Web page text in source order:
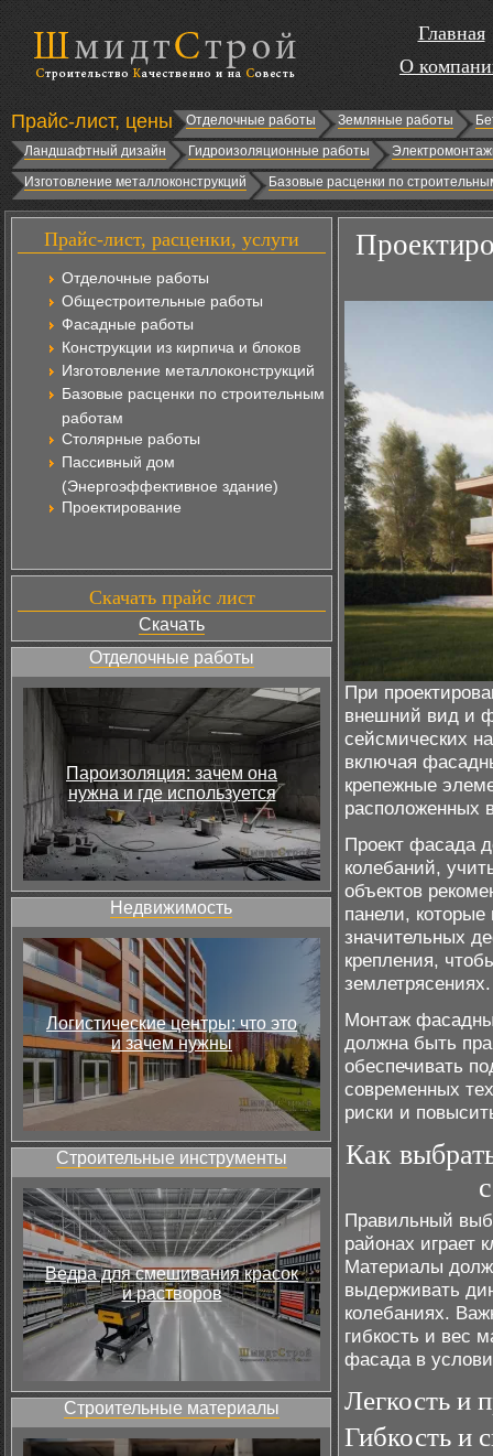
Главная
О
Прайс-лист, цены Отделочные работы Земляные работы
Ландшафтный дизайн
Гидроизоляционные работы
Изготовление металлоконструкций
Базовые расценки по
Прайс-лист, расценки, услуги
Отделочные работы
Общестроительные работы
Фасадные работы
Конструкции из кирпича и блоков
Изготовление металлоконструкций
Базовые расценки по строительным
работам
Столярные работы
Пассивный дом
(Энергоэффективное здание)
Проектирование
Скачать прайс лист
Скачать
Отделочные работы
Пароизоляция: зачем она
нужна и где используется
Недвижимость
Логистические центры: что это
и зачем нужны
Строительные инструменты
Ведра для смешивания красок
и растворов
Строительные материалы
При
внешний вид и
сейсмических
включая
крепежные
расположенных
Проект фасада
колебаний,
объектов
панели, которые
значительных
крепления,
землетрясениях.
Монтаж
должна быть
обеспечивать
современных
риски и
Как
Правильный
районах играет
Материалы
выдерживать
колебаниях.
гибкость и вес
фасада в
Легкость и
Гибкость и